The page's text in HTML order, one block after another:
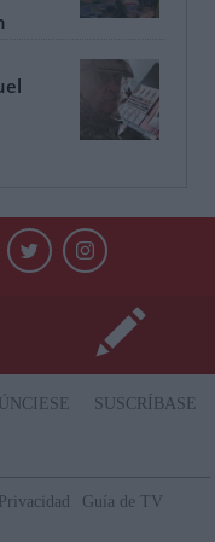
SUSCRÍBASE
Guía de TV